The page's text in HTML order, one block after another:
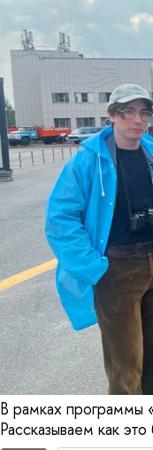
В рамках программы
Рассказываем как